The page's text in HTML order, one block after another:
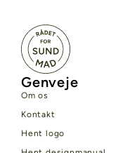
Genveje
Om os
Kontakt
Hent logo